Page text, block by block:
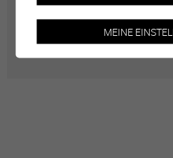
Géolocalisation de tous les
MEINE